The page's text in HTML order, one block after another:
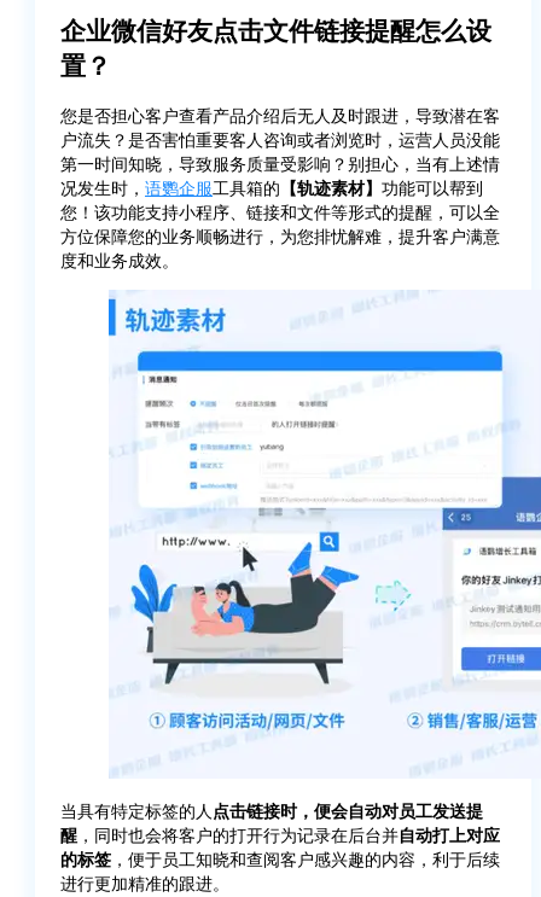
企业微信好友点击文件链接提醒怎么设
置？
您是否担心客户查看产品介绍后无人及时跟进，导致潜在客
户流失？是否害怕重要客人咨询或者浏览时，运营人员没能
第一时间知晓，导致服务质量受影响？别担心，当有上述情
况发生时， 语鹦企服工具箱的 【轨迹素材】 功能可以帮到
您！该功能支持小程序、链接和文件等形式的提醒，可以全
方位保障您的业务顺畅进行，为您排忧解难，提升客户满意
度和业务成效。
当具有特定标签的人点击链接时，便会自动对员工发送提
醒 ，同时也会将客户的打开行为记录在后台并自动打上对应
的标签 ，便于员工知晓和查阅客户感兴趣的内容，利于后续
进行更加精准的跟进。